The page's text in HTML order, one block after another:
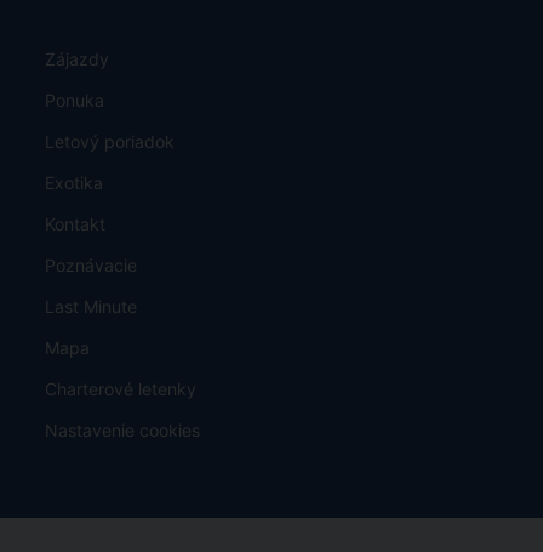
Zájazdy
Ponuka
Letový poriadok
Exotika
Kontakt
Poznávacie
Last Minute
Mapa
Charterové letenky
Nastavenie cookies